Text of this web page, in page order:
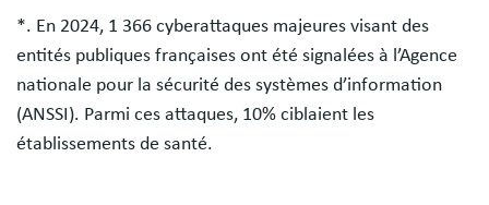
*. En 2024, 1 366 cyberattaques majeures visant des
entités publiques françaises ont été signalées à l’Agence
nationale pour la sécurité des systèmes d’information
(ANSSI). Parmi ces attaques, 10% ciblaient les
établissements de santé.